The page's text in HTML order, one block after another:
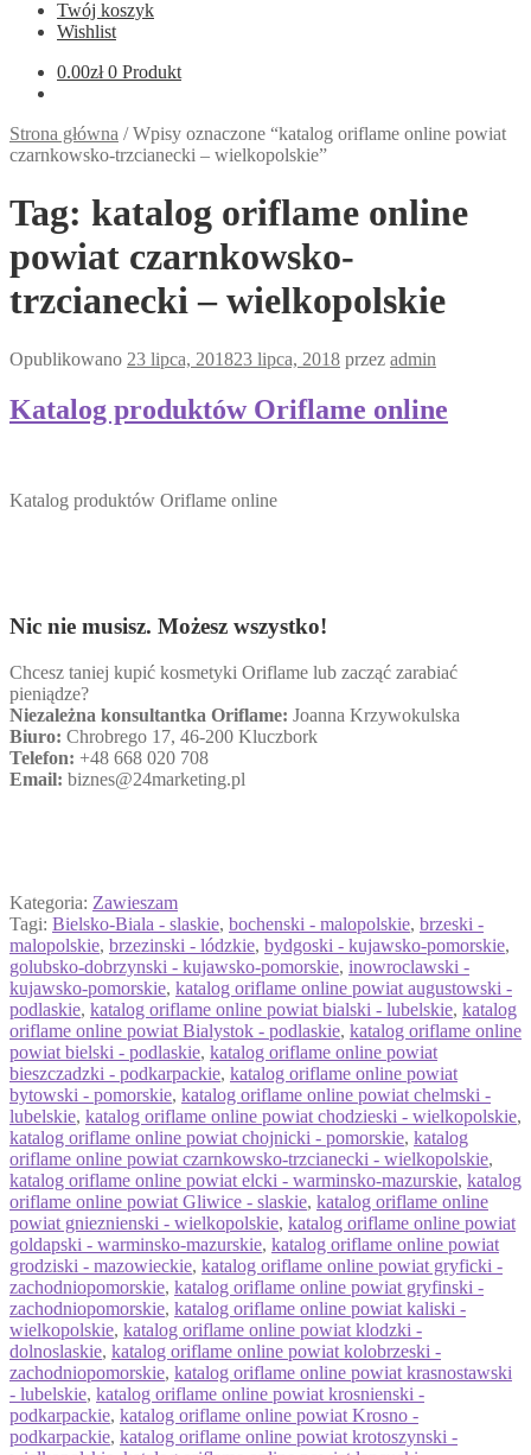
Twój koszyk
Wishlist
0.00zł 0 Produkt
Strona główna /Wpisy oznaczone “katalog oriflame online powiat
czarnkowsko-trzcianecki – wielkopolskie”
Tag: katalog oriflame online
powiat czarnkowsko-
trzcianecki – wielkopolskie
Opublikowano 23 lipca, 201823 lipca, 2018 przez admin
Katalog produktów Oriflame online
Katalog produktów Oriflame online
Nic nie musisz. Możesz wszystko!
Chcesz taniej kupić kosmetyki Oriflame lub zacząć zarabiać
pieniądze?
Niezależna konsultantka Oriflame: Joanna Krzywokulska
Biuro: Chrobrego 17, 46-200 Kluczbork
Telefon: +48 668 020 708
Email: biznes@24marketing.pl
Kategoria: Zawieszam
Tagi: Bielsko-Biala - slaskie, bochenski - malopolskie, brzeski -
malopolskie, brzezinski - lódzkie, bydgoski - kujawsko-pomorskie,
golubsko-dobrzynski - kujawsko-pomorskie, inowroclawski -
kujawsko-pomorskie, katalog oriflame online powiat augustowski -
podlaskie, katalog oriflame online powiat bialski - lubelskie, katalog
oriflame online powiat Bialystok - podlaskie, katalog oriflame online
powiat bielski - podlaskie, katalog oriflame online powiat
bieszczadzki - podkarpackie, katalog oriflame online powiat
bytowski - pomorskie, katalog oriflame online powiat chelmski -
lubelskie, katalog oriflame online powiat chodzieski - wielkopolskie,
katalog oriflame online powiat chojnicki - pomorskie, katalog
oriflame online powiat czarnkowsko-trzcianecki - wielkopolskie,
katalog oriflame online powiat elcki - warminsko-mazurskie, katalog
oriflame online powiat Gliwice - slaskie, katalog oriflame online
powiat gnieznienski - wielkopolskie, katalog oriflame online powiat
goldapski - warminsko-mazurskie, katalog oriflame online powiat
grodziski - mazowieckie, katalog oriflame online powiat gryficki -
zachodniopomorskie, katalog oriflame online powiat gryfinski -
zachodniopomorskie, katalog oriflame online powiat kaliski -
wielkopolskie, katalog oriflame online powiat klodzki -
dolnoslaskie, katalog oriflame online powiat kolobrzeski -
zachodniopomorskie, katalog oriflame online powiat krasnostawski
- lubelskie, katalog oriflame online powiat krosnienski -
podkarpackie, katalog oriflame online powiat Krosno -
podkarpackie, katalog oriflame online powiat krotoszynski -